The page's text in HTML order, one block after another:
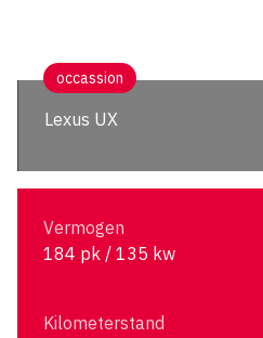
occassion
Lexus UX
Vermogen
184 pk / 135 kw
Kilometerstand